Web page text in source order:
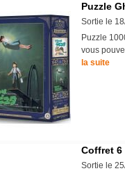
Puzzle
Sortie le
Puzzle
vous
la suite
Coffret 6
Sortie le